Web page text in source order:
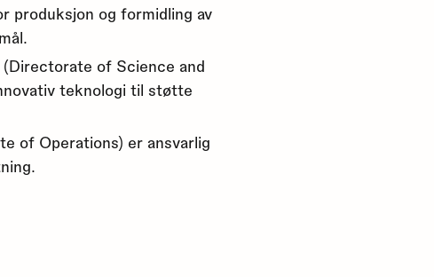
produksjon og formidling av
of Science and
teknologi til støtte
of Operations) er ansvarlig